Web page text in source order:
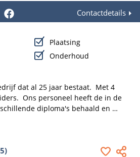
Contactdetails
Plaatsing
Onderhoud
dat al 25 jaar bestaat.  Met 4
Ons personeel heeft de in de
diploma's behaald en
de evolutie te kunnen volgen.
Onderhoud van de